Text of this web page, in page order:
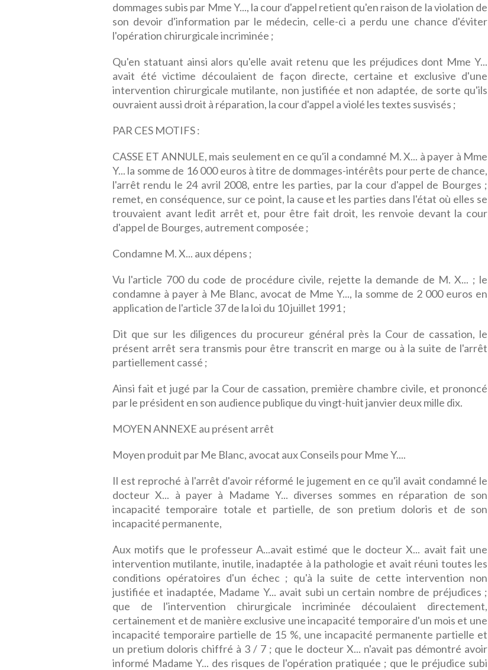
dommages subis par Mme Y..., la cour d'appel retient qu'en raison de la violation de
son devoir d'information par le médecin, celle-ci a perdu une chance d'éviter
l'opération chirurgicale incriminée ;
Qu'en statuant ainsi alors qu'elle avait retenu que les préjudices dont Mme Y...
avait été victime découlaient de façon directe, certaine et exclusive d'une
intervention chirurgicale mutilante, non justifiée et non adaptée, de sorte qu'ils
ouvraient aussi droit à réparation, la cour d'appel a violé les textes susvisés ;
PAR CES MOTIFS :
CASSE ET ANNULE, mais seulement en ce qu'il a condamné M. X... à payer à Mme
Y... la somme de 16 000 euros à titre de dommages-intérêts pour perte de chance,
l'arrêt rendu le 24 avril 2008, entre les parties, par la cour d'appel de Bourges ;
remet, en conséquence, sur ce point, la cause et les parties dans l'état où elles se
trouvaient avant ledit arrêt et, pour être fait droit, les renvoie devant la cour
d'appel de Bourges, autrement composée ;
Condamne M. X... aux dépens ;
Vu l'article 700 du code de procédure civile, rejette la demande de M. X... ; le
condamne à payer à Me Blanc, avocat de Mme Y..., la somme de 2 000 euros en
application de l'article 37 de la loi du 10 juillet 1991 ;
Dit que sur les diligences du procureur général près la Cour de cassation, le
présent arrêt sera transmis pour être transcrit en marge ou à la suite de l'arrêt
partiellement cassé ;
Ainsi fait et jugé par la Cour de cassation, première chambre civile, et prononcé
par le président en son audience publique du vingt-huit janvier deux mille dix.
MOYEN ANNEXE au présent arrêt
Moyen produit par Me Blanc, avocat aux Conseils pour Mme Y....
Il est reproché à l'arrêt d'avoir réformé le jugement en ce qu'il avait condamné le
docteur X... à payer à Madame Y... diverses sommes en réparation de son
incapacité temporaire totale et partielle, de son pretium doloris et de son
incapacité permanente,
Aux motifs que le professeur A...avait estimé que le docteur X... avait fait une
intervention mutilante, inutile, inadaptée à la pathologie et avait réuni toutes les
conditions opératoires d'un échec ; qu'à la suite de cette intervention non
justifiée et inadaptée, Madame Y... avait subi un certain nombre de préjudices ;
que de l'intervention chirurgicale incriminée découlaient directement,
certainement et de manière exclusive une incapacité temporaire d'un mois et une
incapacité temporaire partielle de 15 %, une incapacité permanente partielle et
un pretium doloris chiffré à 3 / 7 ; que le docteur X... n'avait pas démontré avoir
informé Madame Y... des risques de l'opération pratiquée ; que le préjudice subi